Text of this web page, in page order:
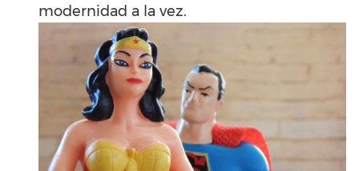
modernidad a la vez.